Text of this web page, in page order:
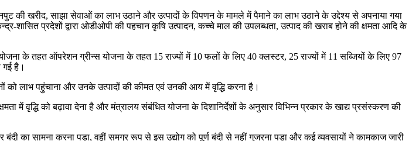
की खरीद, साझा सेवाओं का लाभ उठाने और उत्पादों के विपणन के मामले में पैमाने का लाभ उठाने के उद्देश्य से अपनाया गया
प्रदेशों द्वारा ओडीओपी की पहचान कृषि उत्पादन, कच्चे माल की उपलब्धता, उत्पाद की खराब होने की क्षमता आदि के
के तहत ऑपरेशन ग्रीन्स योजना के तहत 15 राज्यों में 10 फलों के लिए 40 क्लस्टर, 25 राज्यों में 11 सब्जियों के लिए 97
है।
को लाभ पहुंचाना और उनके उत्पादों की कीमत एवं उनकी आय में वृद्धि करना है।
वृद्धि को बढ़ावा देना है और मंत्रालय संबंधित योजना के दिशानिर्देशों के अनुसार विभिन्न प्रकार के खाद्य प्रसंस्करण की
का सामना करना पड़ा, वहीं समग्र रूप से इस उद्योग को पूर्ण बंदी से नहीं गुजरना पड़ा और कई व्यवसायों ने कामकाज जारी